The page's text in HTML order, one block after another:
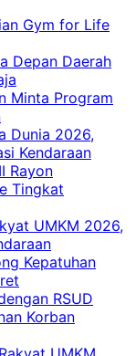
Gym for Life
Depan Daerah
Minta Program
Dunia 2026,
Kendaraan
Rayon
Tingkat
UMKM 2026,
Kepatuhan
RSUD
Korban